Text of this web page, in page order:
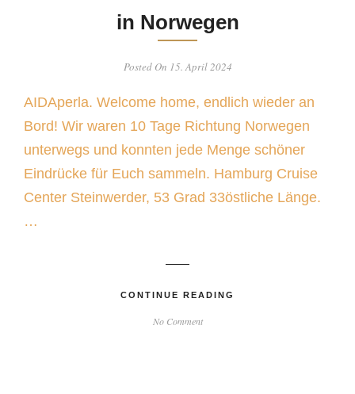
in Norwegen
Posted On 15. April 2024
AIDAperla. Welcome home, endlich wieder an
Bord! Wir waren 10 Tage Richtung Norwegen
unterwegs und konnten jede Menge schöner
Eindrücke für Euch sammeln. Hamburg Cruise
Center Steinwerder, 53 Grad 33östliche Länge.
…
CONTINUE READING
No Comment